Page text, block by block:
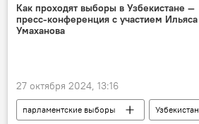
Как проходят выборы в Узбекистане —
пресс-конференция с участием Ильяса
Умаханова
27 октября 2024, 13:16
парламентские выборы
Узбекистан